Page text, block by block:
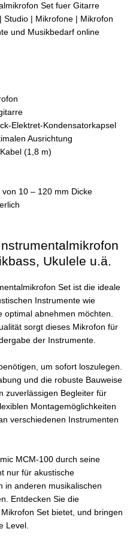
Set fuer Gitarre
Studio | Mikrofone | Mikrofon
und Musikbedarf online
Elektret-Kondensatorkapsel
Ausrichtung
(1,8 m)
10 – 120 mm Dicke
Ukulele u.ä.
Set ist die ideale
Instrumente wie
optimal abnehmen möchten.
sorgt dieses Mikrofon für
der Instrumente.
um sofort loszulegen.
und die robuste Bauweise
zuverlässigen Begleiter für
Montagemöglichkeiten
verschiedenen Instrumenten
MCM-100 durch seine
nur für akustische
in anderen musikalischen
Entdecken Sie die
Set bietet, und bringen
Level.